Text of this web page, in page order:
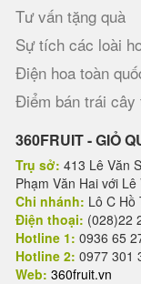
Tư vấn tặng quà
Sự tích các loài
Điện hoa toàn
Điểm bán trái cây
360FRUIT - GIỎ
Trụ sở: 413 Lê Văn
Phạm Văn Hai với Lê
Chi nhánh: Lô C Hồ
Điện thoại: (028)22
Hotline 1: 0936 65
Hotline 2: 0977 301
Web: 360fruit.vn